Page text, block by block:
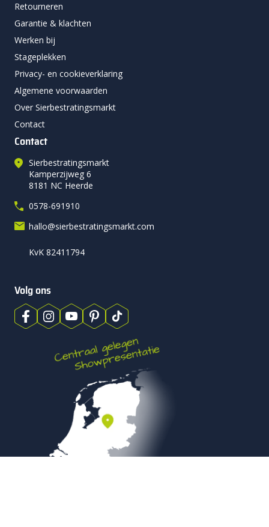
Retourneren
Garantie & klachten
Werken bij
Stageplekken
Privacy- en cookieverklaring
Algemene voorwaarden
Over Sierbestratingsmarkt
Contact
Contact
Sierbestratingsmarkt
Kamperzijweg 6
8181 NC Heerde
0578-691910
hallo@sierbestratingsmarkt.com
KvK 82411794
Volg ons